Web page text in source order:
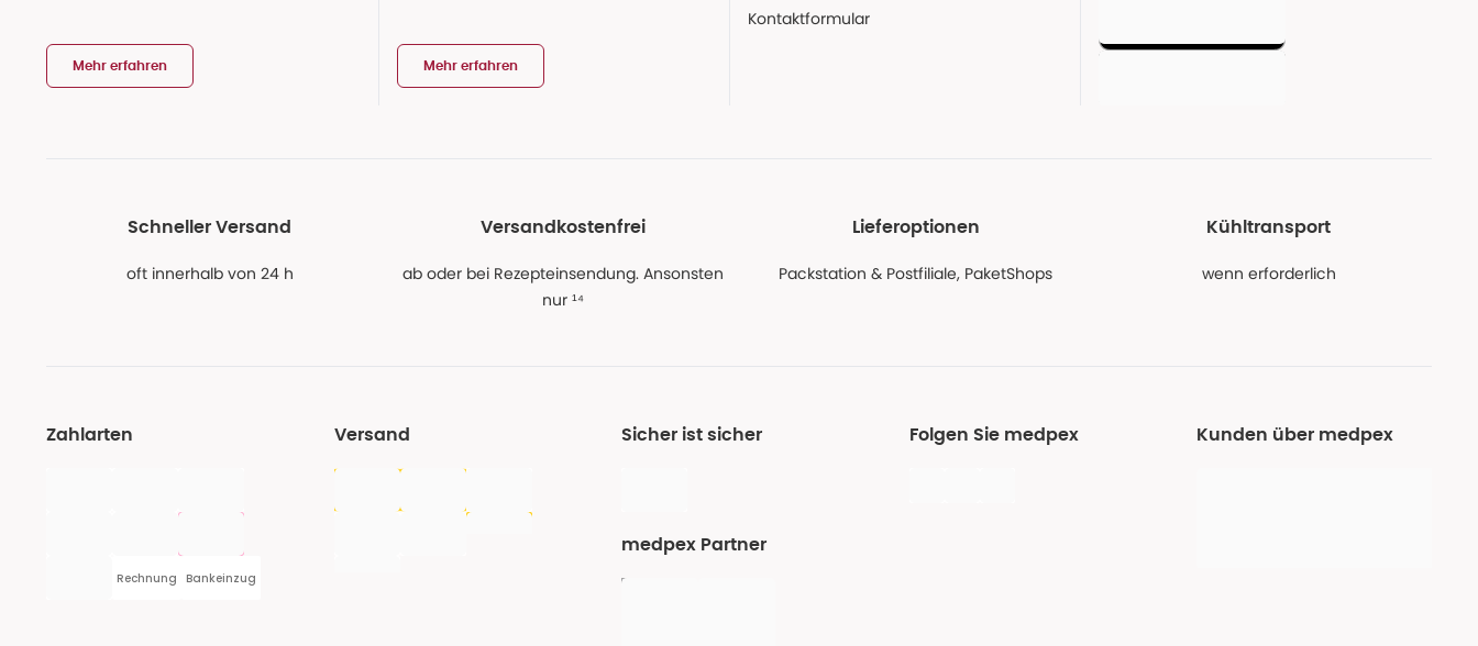
Mehr erfahren Mehr erfahren
Kontaktformular
Schneller Versand
oft innerhalb von 24 h
Versandkostenfrei
ab oder bei Rezepteinsendung. Ansonsten
nur ¹⁴
Lieferoptionen
Packstation & Postfiliale, PaketShops
Kühltransport
wenn erforderlich
Zahlarten
Rechnung Bankeinzug
Versand Sicher ist sicher
medpex Partner
Folgen Sie medpex Kunden über medpex